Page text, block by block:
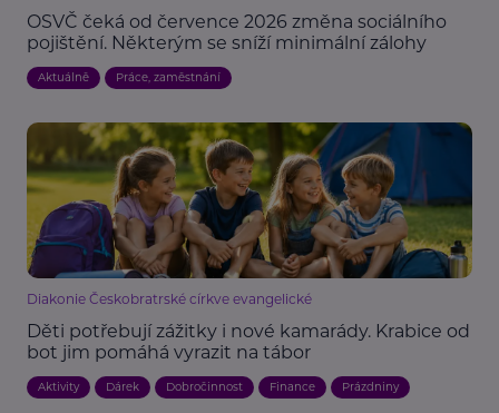
OSVČ čeká od července 2026 změna sociálního
pojištění. Některým se sníží minimální zálohy
Aktuálně Práce, zaměstnání
Diakonie Českobratrské církve evangelické
Děti potřebují zážitky i nové kamarády. Krabice od
bot jim pomáhá vyrazit na tábor
Aktivity Dárek Dobročinnost Finance Prázdniny